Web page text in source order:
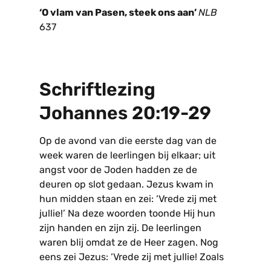
‘O vlam van Pasen, steek ons aan’NLB
637
Schriftlezing
Johannes 20:19-29
Op de avond van die eerste dag van de
week waren de leerlingen bij elkaar; uit
angst voor de Joden hadden ze de
deuren op slot gedaan. Jezus kwam in
hun midden staan en zei: ‘Vrede zij met
jullie!’ Na deze woorden toonde Hij hun
zijn handen en zijn zij. De leerlingen
waren blij omdat ze de Heer zagen. Nog
eens zei Jezus: ‘Vrede zij met jullie! Zoals